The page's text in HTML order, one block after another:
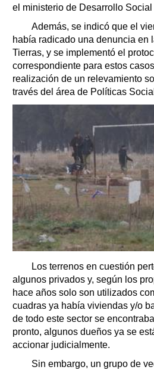
el ministerio de Desarrollo
Además, se indicó que el
había radicado una denuncia en
Tierras, y se implementó el
correspondiente para estos
realización de un relevamiento
través del área de Políticas
Los terrenos en cuestión
algunos privados y, según los
hace años solo son utilizados
cuadras ya había viviendas y/o
de todo este sector se
pronto, algunos dueños ya se
accionar judicialmente.
Sin embargo, un grupo de